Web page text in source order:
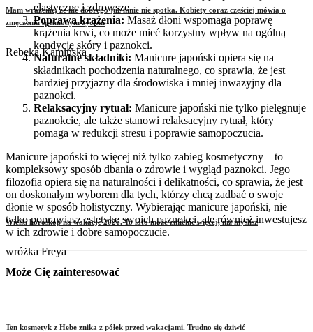
Mam wrażenie, że nic dobrego już mnie nie spotka. Kobiety coraz częściej mówią o
zmęczeniu spełnionym życiem
Rebeka Kamińska
Wielki horoskop na wakacje 2026. To lato może zmienić więcej, niż myślisz
wróżka Freya
elastyczne i zdrowsze.
Poprawa krążenia: Masaż dłoni wspomaga poprawę
krążenia krwi, co może mieć korzystny wpływ na ogólną
kondycję skóry i paznokci.
Naturalne składniki: Manicure japoński opiera się na
składnikach pochodzenia naturalnego, co sprawia, że jest
bardziej przyjazny dla środowiska i mniej inwazyjny dla
paznokci.
Relaksacyjny rytuał: Manicure japoński nie tylko pielęgnuje
paznokcie, ale także stanowi relaksacyjny rytuał, który
pomaga w redukcji stresu i poprawie samopoczucia.
Manicure japoński to więcej niż tylko zabieg kosmetyczny – to
kompleksowy sposób dbania o zdrowie i wygląd paznokci. Jego
filozofia opiera się na naturalności i delikatności, co sprawia, że jest
on doskonałym wyborem dla tych, którzy chcą zadbać o swoje
dłonie w sposób holistyczny. Wybierając manicure japoński, nie
tylko poprawiasz estetykę swoich paznokci, ale również inwestujesz
w ich zdrowie i dobre samopoczucie.
Może Cię zainteresować
Ten kosmetyk z Hebe znika z półek przed wakacjami. Trudno się dziwić